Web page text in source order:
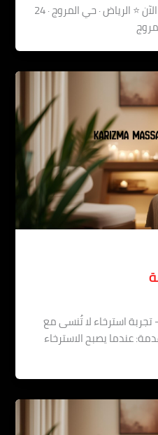
رجوع K كاريزما ماساج 📞 احجز الآن ⭐ الرياض · حي المروج · 24
استرخاء لا تُنسى مع
📍 المقدمة: عندما يصبح الاسترخاء